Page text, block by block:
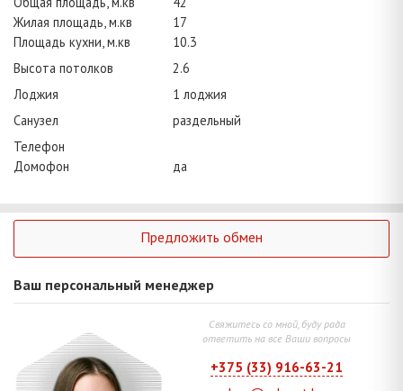
Жилая площадь, м.кв
17
Площадь кухни, м.кв
10.3
Высота потолков
2.6
Лоджия
1 лоджия
Санузел
раздельный
Телефон
Домофон
да
Предложить обмен
Ваш персональный менеджер
Свяжитесь со мной, буду рада
ответить на все Ваши вопросы
+375 (33) 916-63-21